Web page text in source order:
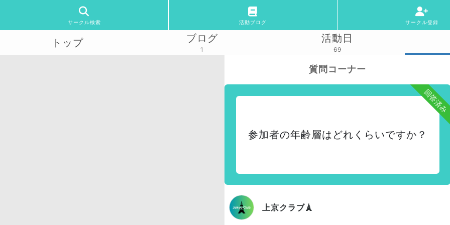
サークル検索 活動ブログ サークル登録
トップ ブログ
1
活動日
69
質問コーナー
回答済み
参加者の年齢層はどれくらいですか？
上京クラブ🗼